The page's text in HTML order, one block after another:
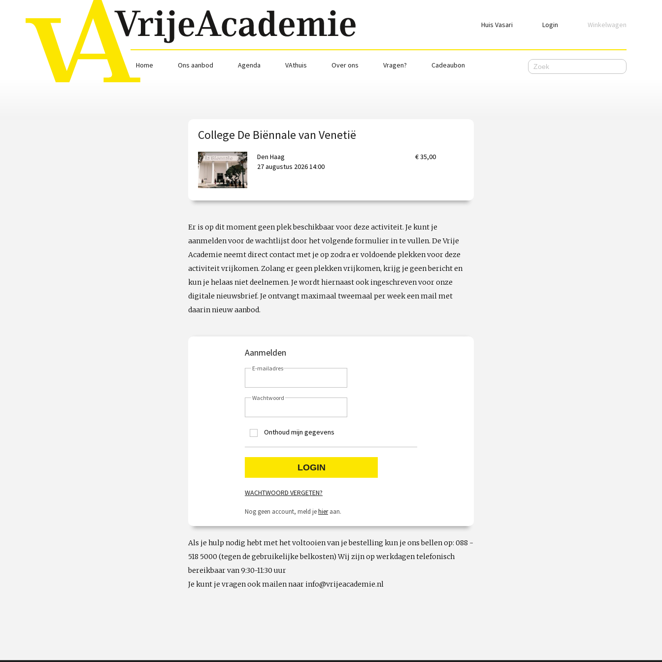
Huis Vasari Login
Login
Emailadres
Winkelwagen
Home Ons aanbod Agenda VAthuis Over ons Vragen? Cadeaubon
College De Biënnale van Venetië
Den Haag
27 augustus 2026 14:00
€ 35,00
Er is op dit moment geen plek beschikbaar voor deze activiteit. Je kunt je
aanmelden voor de wachtlijst door het volgende formulier in te vullen. De Vrije
Academie neemt direct contact met je op zodra er voldoende plekken voor deze
activiteit vrijkomen. Zolang er geen plekken vrijkomen, krijg je geen bericht en
kun je helaas niet deelnemen. Je wordt hiernaast ook ingeschreven voor onze
digitale nieuwsbrief. Je ontvangt maximaal tweemaal per week een mail met
daarin nieuw aanbod.
Aanmelden
E-mailadres
Wachtwoord
Onthoud mijn gegevens
WACHTWOORD VERGETEN?
Nog geen account, meld jehieraan.
Als je hulp nodig hebt met het voltooien van je bestelling kun je ons bellen op: 088 -
518 5000 (tegen de gebruikelijke belkosten) Wij zijn op werkdagen telefonisch
bereikbaar van 9:30-11:30 uur
Je kunt je vragen ook mailen naar info@vrijeacademie.nl